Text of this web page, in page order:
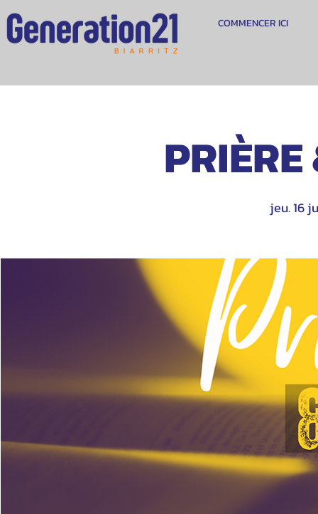
COMMENCER ICI
jeu. 16